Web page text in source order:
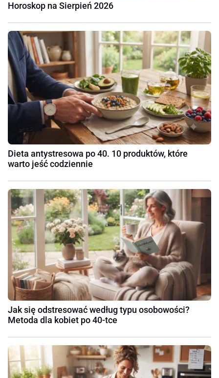
Horoskop na Sierpień 2026
Dieta antystresowa po 40. 10 produktów, które
warto jeść codziennie
Jak się odstresować według typu osobowości?
Metoda dla kobiet po 40-tce